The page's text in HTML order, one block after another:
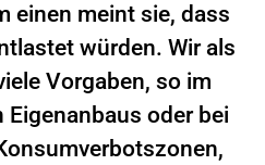
einen meint sie, dass
würden. Wir als
Vorgaben, so im
Eigenanbaus oder bei